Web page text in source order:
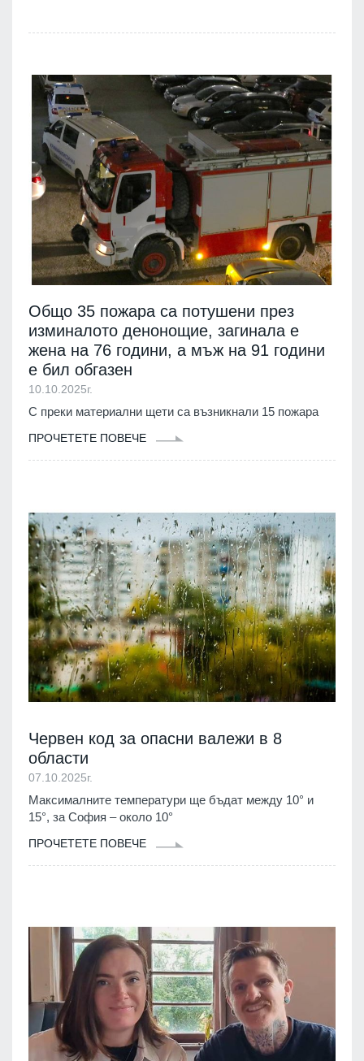
Общо 35 пожара са потушени през
изминалото денонощие, загинала е
жена на 76 години, а мъж на 91 години
е бил обгазен
10.10.2025г.
С преки материални щети са възникнали 15 пожара
ПРОЧЕТЕТЕ ПОВЕЧЕ
Червен код за опасни валежи в 8
области
07.10.2025г.
Максималните температури ще бъдат между 10° и
15°, за София – около 10°
ПРОЧЕТЕТЕ ПОВЕЧЕ